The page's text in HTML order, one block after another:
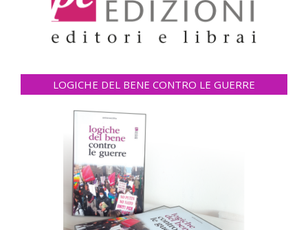
LOGICHE DEL BENE CONTRO LE GUERRE